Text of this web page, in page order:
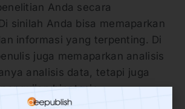
Anda secara
sinilah Anda bisa memaparkan
informasi yang terpenting. Di
juga memaparkan analisis
analisis data, tetapi juga
hipotesis.